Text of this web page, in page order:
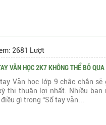
2681 Lượt
VĂN HỌC 2K7 KHÔNG THỂ BỎ QUA
Văn học lớp 9 chắc chắn
thi thuận lợi nhất. Nhiều bạn
gì trong “Sổ tay văn...